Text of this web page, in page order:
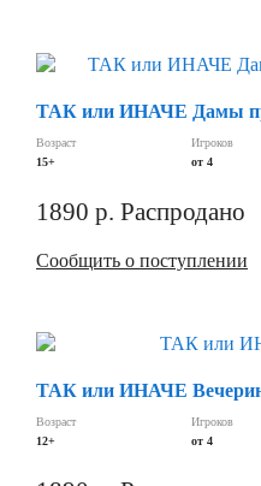
ТАК или ИНАЧЕ Дамы
Возраст
15+
Игроков
от 4
1890 р. Распродано
Сообщить о поступлении
ТАК или ИНАЧЕ
Возраст
12+
Игроков
от 4